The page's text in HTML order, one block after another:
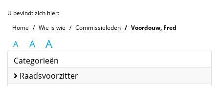
U bevindt zich hier:
Home
Wie is wie Commissieleden Voordouw, Fred
A A A
Categorieën
Raadsvoorzitter